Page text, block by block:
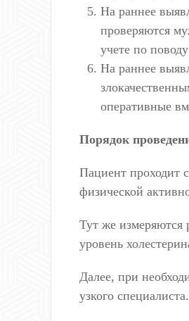
На раннее
проверяются
учете по
На раннее
оперативные
Порядок
Пациент проходит
физической
Тут же измеряются
уровень
Далее, при
узкого специалиста.